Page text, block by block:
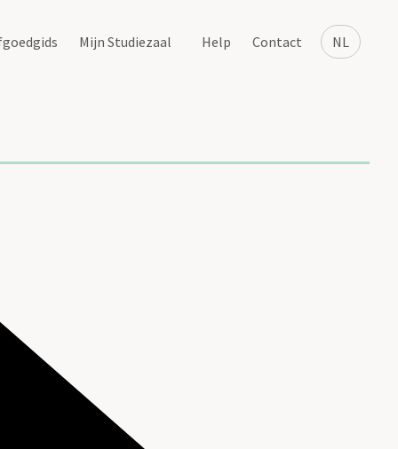
NL
Mijn Studiezaal Help Contact